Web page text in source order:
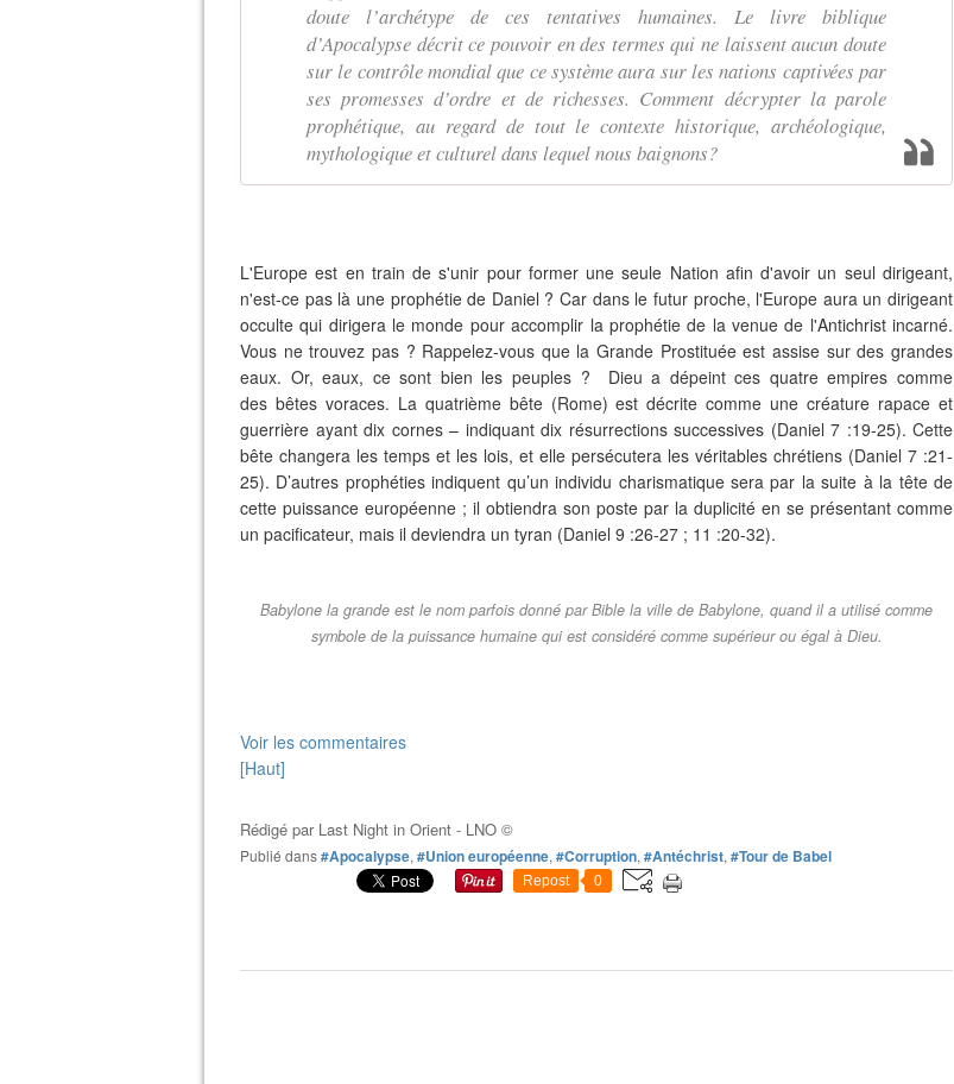
doute l’archétype de ces tentatives humaines. Le livre biblique
d’Apocalypse décrit ce pouvoir en des termes qui ne laissent aucun doute
sur le contrôle mondial que ce système aura sur les nations captivées par
ses promesses d’ordre et de richesses. Comment décrypter la parole
prophétique, au regard de tout le contexte historique, archéologique,
mythologique et culturel dans lequel nous baignons?
L'Europe est en train de s'unir pour former une seule Nation afin d'avoir un seul dirigeant,
n'est-ce pas là une prophétie de Daniel ? Car dans le futur proche, l'Europe aura un dirigeant
occulte qui dirigera le monde pour accomplir la prophétie de la venue de l'Antichrist incarné.
Vous ne trouvez pas ? Rappelez-vous que la Grande Prostituée est assise sur des grandes
eaux. Or, eaux, ce sont bien les peuples ? Dieu a dépeint ces quatre empires comme
des bêtes voraces. La quatrième bête (Rome) est décrite comme une créature rapace et
guerrière ayant dix cornes – indiquant dix résurrections successives (Daniel 7 :19-25). Cette
bête changera les temps et les lois, et elle persécutera les véritables chrétiens (Daniel 7 :21-
25). D’autres prophéties indiquent qu’un individu charismatique sera par la suite à la tête de
cette puissance européenne ; il obtiendra son poste par la duplicité en se présentant comme
un pacificateur, mais il deviendra un tyran (Daniel 9 :26-27 ; 11 :20-32).
Babylone la grande est le nom parfois donné par Bible la ville de Babylone, quand il a utilisé comme
symbole de la puissance humaine qui est considéré comme supérieur ou égal à Dieu.
Voir les commentaires
[Haut]
Rédigé par Last Night in Orient - LNO ©
Publié dans#Apocalypse, #Union européenne, #Corruption, #Antéchrist, #Tour de Babel
Repost 0